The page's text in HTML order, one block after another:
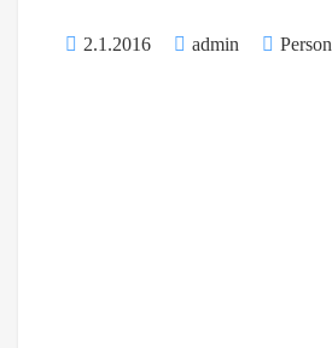
2.1.2016 admin